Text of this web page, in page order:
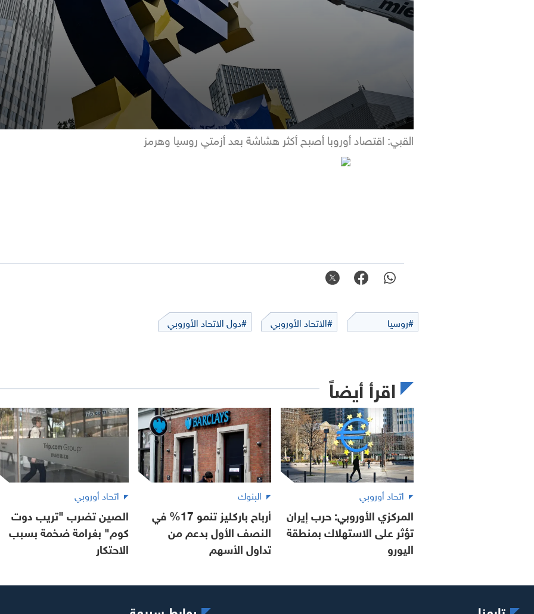
القبي: اقتصاد أوروبا أصبح أكثر هشاشة بعد أزمتي روسيا وهرمز
#روسيا #الاتحاد الأوروبي #دول الاتحاد الأوروبي
اقرأ أيضاً
اتحاد أوروبي
المركزي الأوروبي: حرب إيران
تؤثر على الاستهلاك بمنطقة
اليورو
البنوك
أرباح باركليز تنمو 17% في
النصف الأول بدعم من
تداول الأسهم
اتحاد أوروبي
الصين تضرب "تريب دوت
كوم" بغرامة ضخمة بسبب
الاحتكار